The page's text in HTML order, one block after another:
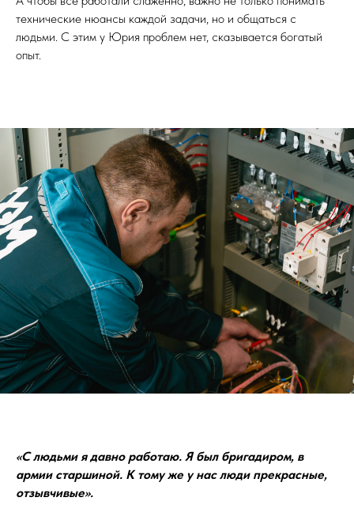
технические нюансы каждой задачи, но и общаться с
людьми. С этим у Юрия проблем нет, сказывается богатый
опыт.
«С людьми я давно работаю. Я был бригадиром, в
армии старшиной. К тому же у нас люди прекрасные,
отзывчивые».